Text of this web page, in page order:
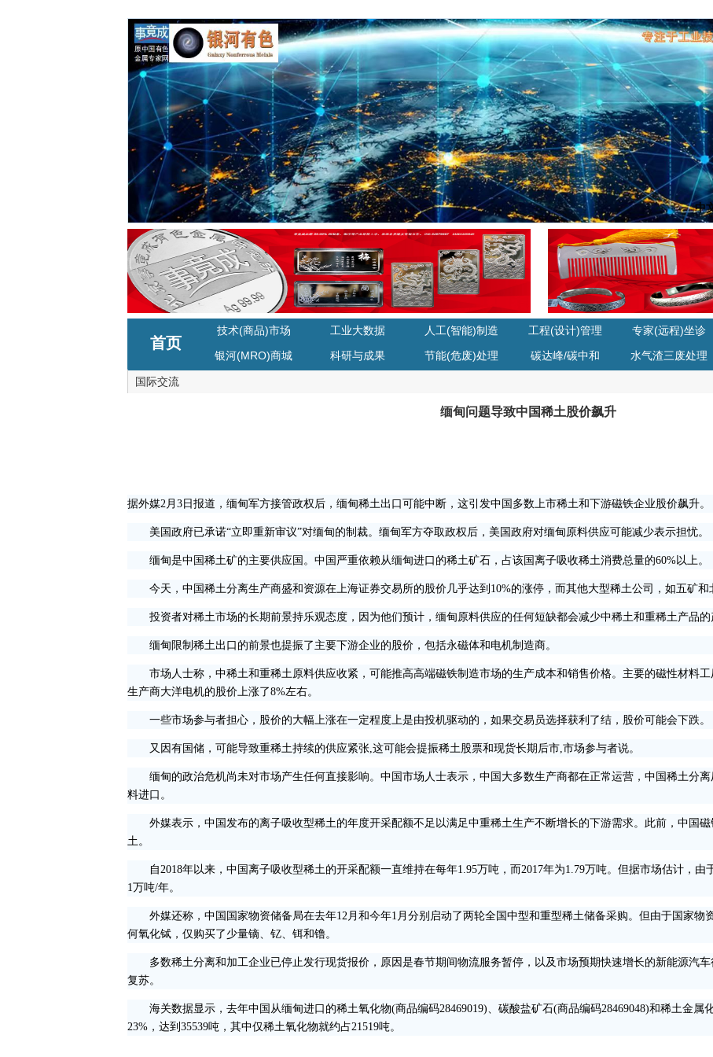
中
首页
技术(商品)市场 工业大数据 人工(智能)制造 工程(设计)管理 专家(远程)坐诊
银河(MRO)商城
科研与成果 节能(危废)处理 碳达峰/碳中和 水气渣三废处理
国际交流
缅甸问题导致中国稀土股价飙升
据外媒2月3日报道，缅甸军方接管政权后，缅甸稀土出口可能中断，这引发中国多数上市稀土和下游磁铁企业股价飙升。
美国政府已承诺“立即重新审议”对缅甸的制裁。缅甸军方夺取政权后，美国政府对缅甸原料供应可能减少表示担忧。
缅甸是中国稀土矿的主要供应国。中国严重依赖从缅甸进口的稀土矿石，占该国离子吸收稀土消费总量的60%以上。
今天，中国稀土分离生产商盛和资源在上海证券交易所的股价几乎达到10%的涨停，而其他大型稀土公司，如五矿和
投资者对稀土市场的长期前景持乐观态度，因为他们预计，缅甸原料供应的任何短缺都会减少中稀土和重稀土产品的
缅甸限制稀土出口的前景也提振了主要下游企业的股价，包括永磁体和电机制造商。
市场人士称，中稀土和重稀土原料供应收紧，可能推高高端磁铁制造市场的生产成本和销售价格。主要的磁性材料工
生产商大洋电机的股价上涨了8%左右。
一些市场参与者担心，股价的大幅上涨在一定程度上是由投机驱动的，如果交易员选择获利了结，股价可能会下跌。
又因有国储，可能导致重稀土持续的供应紧张,这可能会提振稀土股票和现货长期后市,市场参与者说。
缅甸的政治危机尚未对市场产生任何直接影响。中国市场人士表示，中国大多数生产商都在正常运营，中国稀土分离
料进口。
外媒表示，中国发布的离子吸收型稀土的年度开采配额不足以满足中重稀土生产不断增长的下游需求。此前，中国
土。
自2018年以来，中国离子吸收型稀土的开采配额一直维持在每年1.95万吨，而2017年为1.79万吨。但据市场估计，由
1万吨/年。
外媒还称，中国国家物资储备局在去年12月和今年1月分别启动了两轮全国中型和重型稀土储备采购。但由于国家物
何氧化铽，仅购买了少量镝、钇、铒和镥。
多数稀土分离和加工企业已停止发行现货报价，原因是春节期间物流服务暂停，以及市场预期快速增长的新能源汽
复苏。
海关数据显示，去年中国从缅甸进口的稀土氧化物(商品编码28469019)、碳酸盐矿石(商品编码28469048)和稀土金属
23%，达到35539吨，其中仅稀土氧化物就约占21519吨。